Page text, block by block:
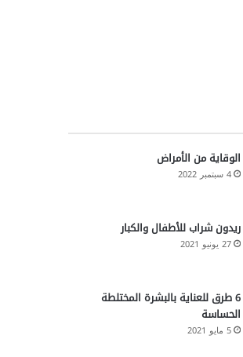
الوقاية من الأمراض
4 سبتمبر 2022
ريدون شراب للأطفال والكبار
27 يونيو 2021
6 طرق للعناية بالبشرة المختلطة
الحساسة
5 مايو 2021